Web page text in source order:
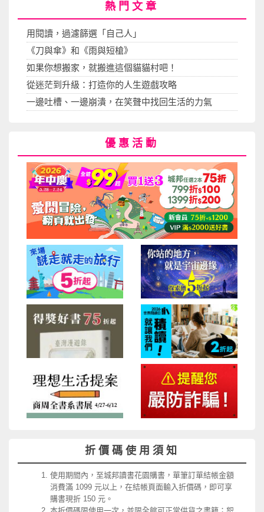
熱門文章
用閱讀，過濾篩選「自己人」
《刀與傘》和《雨與短槍》
如果你想搬家，就搬進這個貓貓村吧！
從迷茫到升級：打造你的人生遊戲攻略
一邊吐槽、一邊崩潰，在笑聲中找回生活的力氣
優惠活動
折價碼使用須知
使用期間內，至城邦讀書花園購書，單筆訂單結帳金額
消費滿 1099 元以上，在結帳頁面輸入折價碼，即可享
購書現折 150 元。